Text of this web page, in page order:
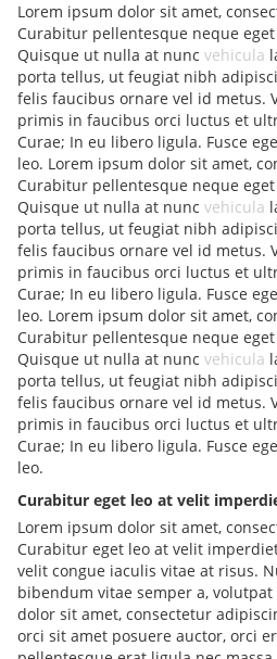
Lorem ipsum dolor sit amet,
Curabitur pellentesque neque
Quisque ut nulla at nunc vehicula
porta tellus, ut feugiat nibh
felis faucibus ornare vel id metus.
primis in faucibus orci luctus et
Curae; In eu libero ligula. Fusce
leo. Lorem ipsum dolor sit amet,
Curabitur pellentesque neque
Quisque ut nulla at nunc vehicula
porta tellus, ut feugiat nibh
felis faucibus ornare vel id metus.
primis in faucibus orci luctus et
Curae; In eu libero ligula. Fusce
leo. Lorem ipsum dolor sit amet,
Curabitur pellentesque neque
Quisque ut nulla at nunc vehicula
porta tellus, ut feugiat nibh
felis faucibus ornare vel id metus.
primis in faucibus orci luctus et
Curae; In eu libero ligula. Fusce
leo.
Curabitur eget leo at velit
Lorem ipsum dolor sit amet,
Curabitur eget leo at velit
velit congue iaculis vitae at risus.
bibendum vitae semper a,
dolor sit amet, consectetur
orci sit amet posuere auctor, orci